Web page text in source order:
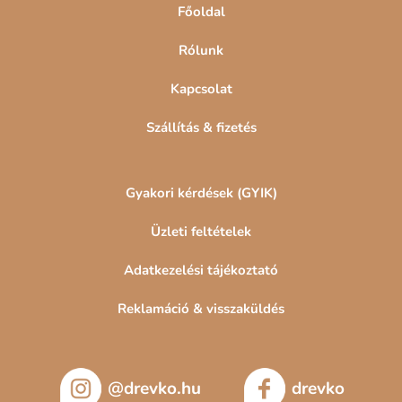
Főoldal
Rólunk
Kapcsolat
Szállítás & fizetés
Gyakori kérdések (GYIK)
Üzleti feltételek
Adatkezelési tájékoztató
Reklamáció & visszaküldés
@drevko.hu drevko